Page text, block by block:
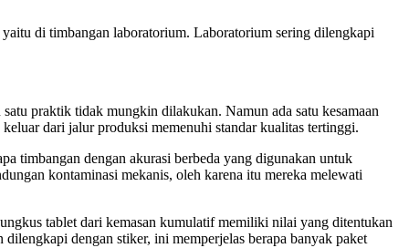
di timbangan laboratorium. Laboratorium sering dilengkapi
praktik tidak mungkin dilakukan. Namun ada satu kesamaan
dari jalur produksi memenuhi standar kualitas tertinggi.
timbangan dengan akurasi berbeda yang digunakan untuk
kontaminasi mekanis, oleh karena itu mereka melewati
tablet dari kemasan kumulatif memiliki nilai yang ditentukan
dengan stiker, ini memperjelas berapa banyak paket